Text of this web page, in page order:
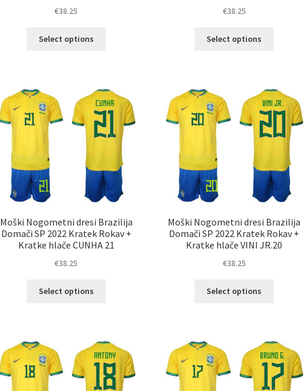
€38.25
Select options
različic.
Možnosti
lahko
izberete
na
strani
izdelka
€38.25
Select options
različic.
Možnosti
lahko
izberete
na
strani
izdelka
Moški Nogometni dresi Brazilija
Domači SP 2022 Kratek Rokav +
Kratke hlače CUNHA 21
€38.25
Select options
različic.
Možnosti
lahko
izberete
Moški Nogometni dresi Brazilija
Domači SP 2022 Kratek Rokav +
Kratke hlače VINI JR.20
€38.25
Select options
različic.
Možnosti
lahko
izberete